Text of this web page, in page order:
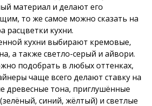
материал и делают его
то же самое можно сказать на
расцветки кухни.
кухни выбирают кремовые,
а также светло-серый и айвори.
подобрать в любых оттенках,
чаще всего делают ставку на
древесные тона, приглушённые
синий, жёлтый) и светлые